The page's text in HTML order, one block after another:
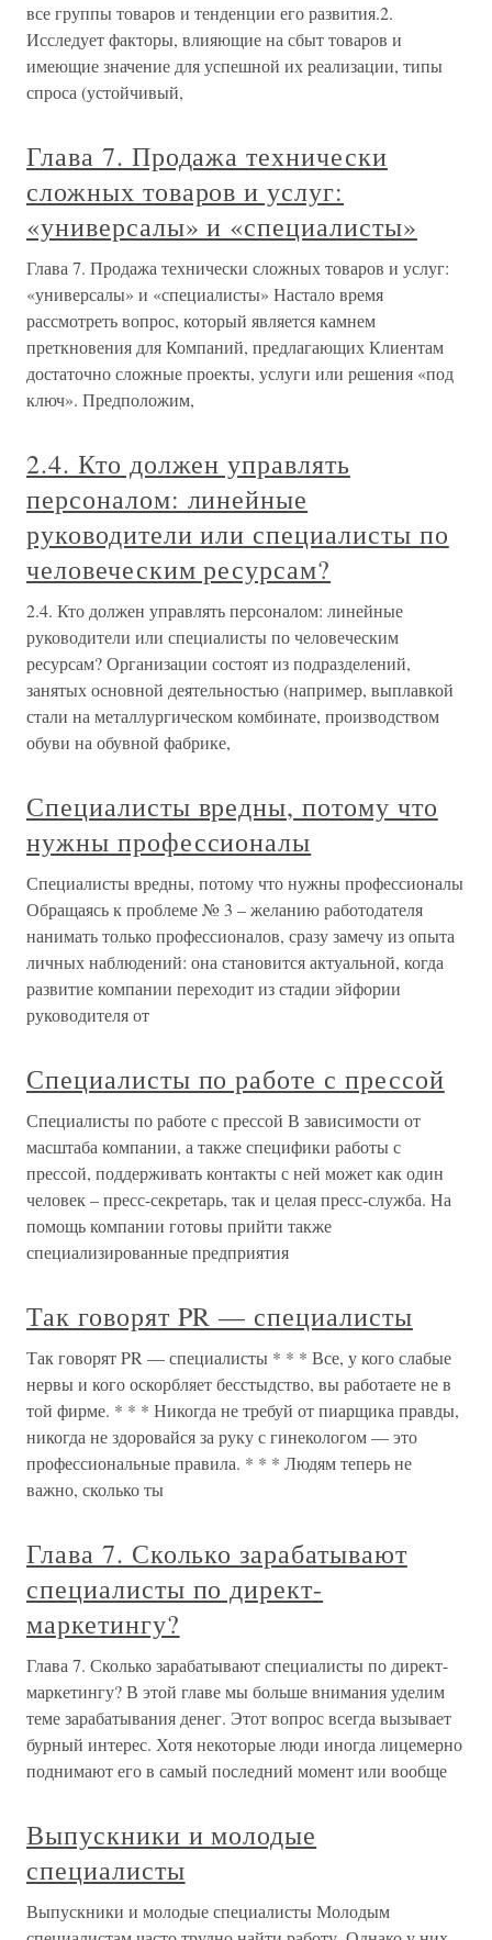
все группы товаров и тенденции его развития.2.
Исследует факторы, влияющие на сбыт товаров и
имеющие значение для успешной их реализации, типы
спроса (устойчивый,
Глава 7. Продажа технически
сложных товаров и услуг:
«универсалы» и «специалисты»
Глава 7. Продажа технически сложных товаров и услуг:
«универсалы» и «специалисты» Настало время
рассмотреть вопрос, который является камнем
преткновения для Компаний, предлагающих Клиентам
достаточно сложные проекты, услуги или решения «под
ключ». Предположим,
2.4. Кто должен управлять
персоналом: линейные
руководители или специалисты по
человеческим ресурсам?
2.4. Кто должен управлять персоналом: линейные
руководители или специалисты по человеческим
ресурсам? Организации состоят из подразделений,
занятых основной деятельностью (например, выплавкой
стали на металлургическом комбинате, производством
обуви на обувной фабрике,
Специалисты вредны, потому что
нужны профессионалы
Специалисты вредны, потому что нужны профессионалы
Обращаясь к проблеме № 3 – желанию работодателя
нанимать только профессионалов, сразу замечу из опыта
личных наблюдений: она становится актуальной, когда
развитие компании переходит из стадии эйфории
руководителя от
Специалисты по работе с прессой
Специалисты по работе с прессой В зависимости от
масштаба компании, а также специфики работы с
прессой, поддерживать контакты с ней может как один
человек – пресс-секретарь, так и целая пресс-служба. На
помощь компании готовы прийти также
специализированные предприятия
Так говорят PR — специалисты
Так говорят PR — специалисты * * * Все, у кого слабые
нервы и кого оскорбляет бесстыдство, вы работаете не в
той фирме. * * * Никогда не требуй от пиарщика правды,
никогда не здоровайся за руку с гинекологом — это
профессиональные правила. * * * Людям теперь не
важно, сколько ты
Глава 7. Сколько зарабатывают
специалисты по директ-
маркетингу?
Глава 7. Сколько зарабатывают специалисты по директ-
маркетингу? В этой главе мы больше внимания уделим
теме зарабатывания денег. Этот вопрос всегда вызывает
бурный интерес. Хотя некоторые люди иногда лицемерно
поднимают его в самый последний момент или вообще
Выпускники и молодые
специалисты
Выпускники и молодые специалисты Молодым